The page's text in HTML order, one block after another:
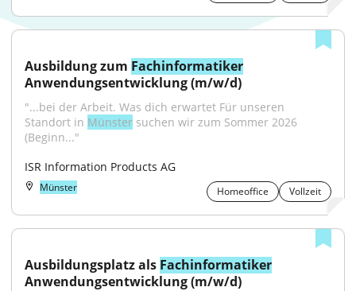
Ausbildung zum Fachinformatiker
Anwendungsentwicklung (m/w/d)
"...bei der Arbeit. Was dich erwartet Für unseren
Standort in Münster suchen wir zum Sommer 2026
(Beginn..."
ISR Information Products AG
Münster Homeoffice Vollzeit
Ausbildungsplatz als Fachinformatiker
Anwendungsentwicklung (m/w/d)